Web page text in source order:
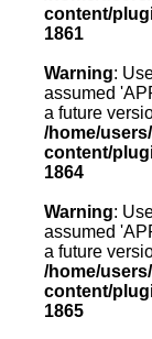
content/
1861
Warning:
assumed
a future
/home/
content/
1864
Warning:
assumed
a future
/home/
content/
1865